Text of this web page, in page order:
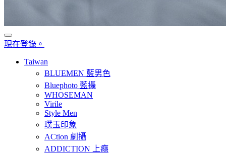
現在登錄。
Taiwan
BLUEMEN 藍男色
Bluephoto 藍攝
WHOSEMAN
Virile
Style Men
璞玉印象
ACtion 劇攝
ADDICTION 上癮